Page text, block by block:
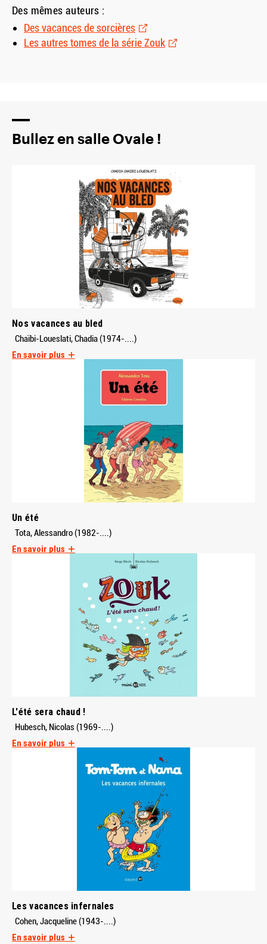
Des mêmes auteurs :
Des vacances de sorcières
Les autres tomes de la série Zouk
Bullez en salle Ovale !
Nos vacances au bled
Chaïbi-Loueslati, Chadia (1974-....)
En savoir plus
Un été
Tota, Alessandro (1982-....)
En savoir plus
L'été sera chaud !
Hubesch, Nicolas (1969-....)
En savoir plus
Les vacances infernales
Cohen, Jacqueline (1943-....)
En savoir plus